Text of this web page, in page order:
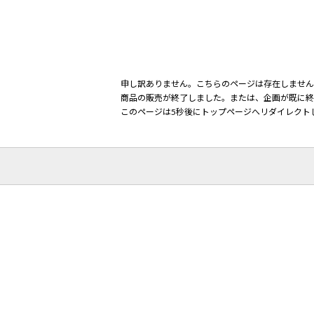
申し訳ありません。こちらのページは存在しませ
商品の販売が終了しました。または、企画が既に
このページは5秒後にトップページへリダイレクト